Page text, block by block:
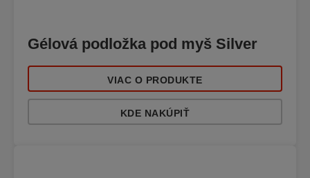
Gélová podložka pod myš Silver
VIAC O PRODUKTE
KDE NAKÚPIŤ